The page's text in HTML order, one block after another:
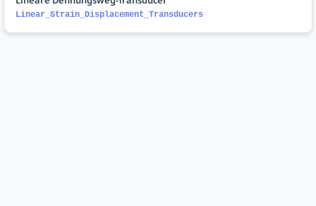
Linear_Strain_Displacement_Transducers